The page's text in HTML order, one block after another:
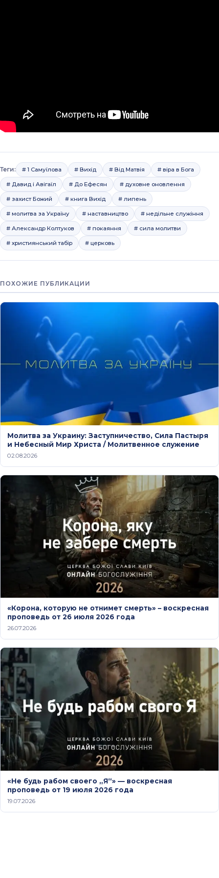
Теги: # 1 Самуїлова # Вихід # Від Матвія # віра в Бога
# Давид і Авігаїл # До Ефесян # духовне оновлення
# захист Божий # книга Вихід # липень
# молитва за Україну # наставництво # недільне служіння
# Александр Колтуков # покаяння # сила молитви
# християнський табір # церковь
ПОХОЖИЕ ПУБЛИКАЦИИ
Молитва за Украину: Заступничество, Сила Пастыря
и Небесный Мир Христа / Молитвенное служение
02.08.2026
«Корона, которую не отнимет смерть» – воскресная
проповедь от 26 июля 2026 года
26.07.2026
«Не будь рабом своего „Я“» — воскресная
проповедь от 19 июля 2026 года
19.07.2026